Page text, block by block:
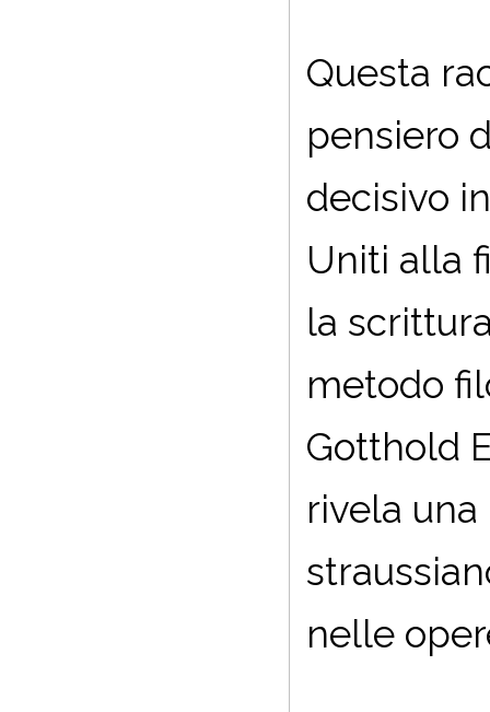
Questa
pensiero
decisivo
Uniti alla
la
metodo
Gotthold
rivela
nelle